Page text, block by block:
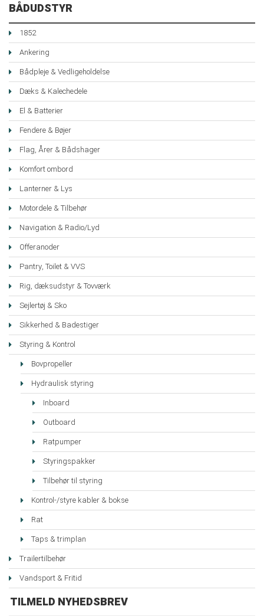
BÅDUDSTYR
1852
Ankering
Bådpleje & Vedligeholdelse
Dæks & Kalechedele
El & Batterier
Fendere & Bøjer
Flag, Årer & Bådshager
Komfort ombord
Lanterner & Lys
Motordele & Tilbehør
Navigation & Radio/Lyd
Offeranoder
Pantry, Toilet & VVS
Rig, dæksudstyr & Tovværk
Sejlertøj & Sko
Sikkerhed & Badestiger
Styring & Kontrol
Bovpropeller
Hydraulisk styring
Inboard
Outboard
Ratpumper
Styringspakker
Tilbehør til styring
Kontrol-/styre kabler & bokse
Rat
Taps & trimplan
Trailertilbehør
Vandsport & Fritid
TILMELD NYHEDSBREV